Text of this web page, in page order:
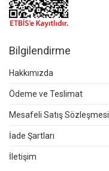
Bilgilendirme
Hakkımızda
Ödeme ve Teslimat
Mesafeli Satış Sözleşmesi
İade Şartları
İletişim